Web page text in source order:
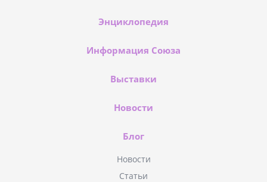
Энциклопедия
Информация Союза
Выставки
Новости
Блог
Новости
Статьи